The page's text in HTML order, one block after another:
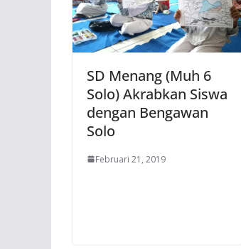
SD Menang (Muh 6
Solo) Akrabkan Siswa
dengan Bengawan
Solo
Februari 21, 2019